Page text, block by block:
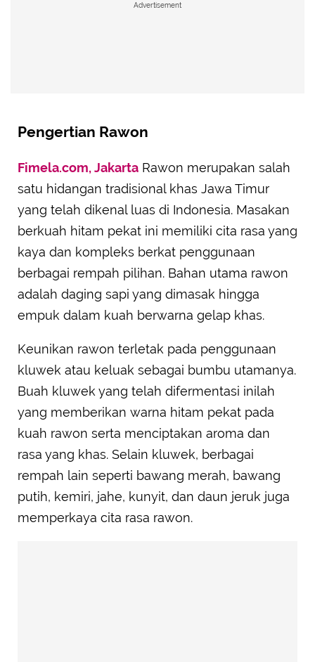
Advertisement
Pengertian Rawon
Fimela.com, Jakarta Rawon merupakan salah
satu hidangan tradisional khas Jawa Timur
yang telah dikenal luas di Indonesia. Masakan
berkuah hitam pekat ini memiliki cita rasa yang
kaya dan kompleks berkat penggunaan
berbagai rempah pilihan. Bahan utama rawon
adalah daging sapi yang dimasak hingga
empuk dalam kuah berwarna gelap khas.
Keunikan rawon terletak pada penggunaan
kluwek atau keluak sebagai bumbu utamanya.
Buah kluwek yang telah difermentasi inilah
yang memberikan warna hitam pekat pada
kuah rawon serta menciptakan aroma dan
rasa yang khas. Selain kluwek, berbagai
rempah lain seperti bawang merah, bawang
putih, kemiri, jahe, kunyit, dan daun jeruk juga
memperkaya cita rasa rawon.